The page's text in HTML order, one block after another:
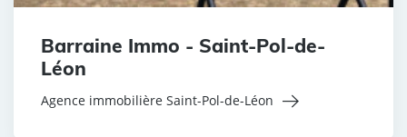
Barraine Immo - Saint-Pol-de-
Léon
Agence immobilière Saint-Pol-de-Léon